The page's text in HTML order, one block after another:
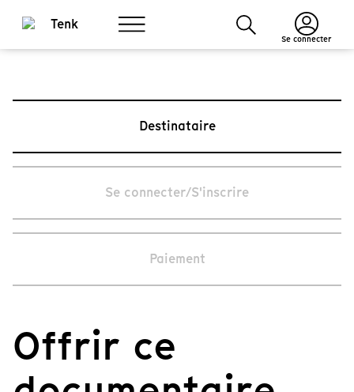
Se connecter
Destinataire
Se connecter/S'inscrire
Paiement
Offrir ce